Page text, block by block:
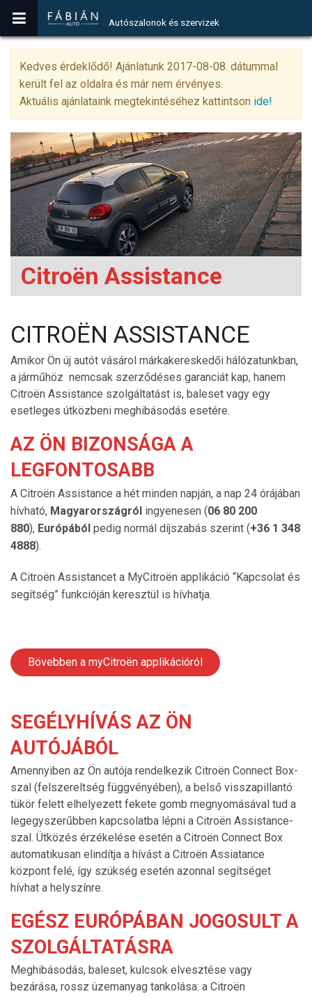
Autószalonok és szervizek
Kedves érdeklődő! Ajánlatunk 2017-08-08. dátummal
került fel az oldalra és már nem érvényes.
Aktuális ajánlataink megtekintéséhez kattintson ide!
Citroën Assistance
CITROËN ASSISTANCE
Amikor Ön új autót vásárol márkakereskedői hálózatunkban,
a járműhöz nemcsak szerződéses garanciát kap, hanem
Citroën Assistance szolgáltatást is, baleset vagy egy
esetleges útközbeni meghibásodás esetére.
AZ ÖN BIZONSÁGA A
LEGFONTOSABB
A Citroën Assistance a hét minden napján, a nap 24 órájában
hívható, Magyarországról ingyenesen (06 80 200
880), Európából pedig normál díjszabás szerint (+36 1 348
4888).
A Citroën Assistancet a MyCitroën applikáció “Kapcsolat és
segítség” funkcióján keresztül is hívhatja.
Bövebben a myCitroën applikációról
SEGÉLYHÍVÁS AZ ÖN
AUTÓJÁBÓL
Amennyiben az Ön autója rendelkezik Citroën Connect Box-
szal (felszereltség függvényében), a belső visszapillantó
tükör felett elhelyezett fekete gomb megnyomásával tud a
legegyszerűbben kapcsolatba lépni a Citroën Assistance-
szal. Ütközés érzékelése esetén a Citroën Connect Box
automatikusan elindítja a hívást a Citroën Assiatance
központ felé, így szükség esetén azonnal segítséget
hívhat a helyszínre.
EGÉSZ EURÓPÁBAN JOGOSULT A
SZOLGÁLTATÁSRA
Meghibásodás, baleset, kulcsok elvesztése vagy
bezárása, rossz üzemanyag tankolása: a Citroën